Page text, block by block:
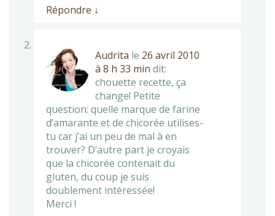
Répondre ↓
Audrita le 26 avril 2010
à 8 h 33 min dit:
chouette recette, ça
change! Petite
question: quelle marque de farine
d’amarante et de chicorée utilises-
tu car j’ai un peu de mal à en
trouver? D’autre part je croyais
que la chicorée contenait du
gluten, du coup je suis
doublement intéressée!
Merci !